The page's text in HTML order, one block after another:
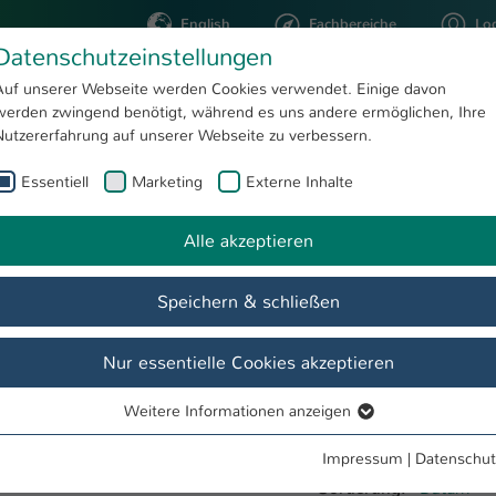
English Fachbereiche
STUDIUM FORSCHUNG
Sortierung: Datum
unserer Webseite werden Cookies verwendet. Einige davon
zwingend benötigt, während es uns andere ermöglichen, Ihre
auf unserer Webseite zu verbessern.
Essentiell Marketing Externe Inhalte
Alle akzeptieren
Speichern & schließen
Nur essentielle Cookies akzeptieren
Essentielle Cookies werden für grundlegende Funktionen der
Weitere Informationen anzeigen
Impressum |